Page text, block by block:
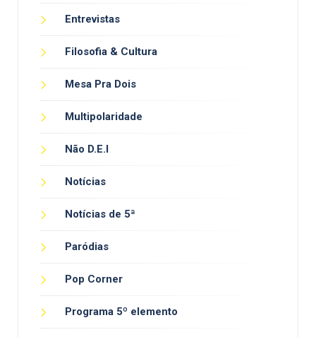
Entrevistas
Filosofia & Cultura
Mesa Pra Dois
Multipolaridade
Não D.E.I
Notícias
Notícias de 5ª
Paródias
Pop Corner
Programa 5º elemento